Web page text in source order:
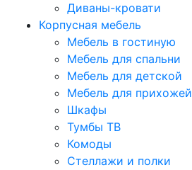
Диваны-кровати
Корпусная мебель
Мебель в гостиную
Мебель для спальни
Мебель для детской
Мебель для прихожей
Шкафы
Тумбы ТВ
Комоды
Стеллажи и полки